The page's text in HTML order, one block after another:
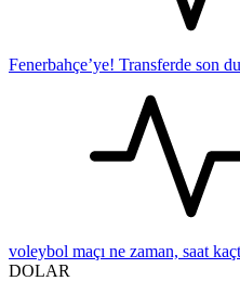
Fenerbahçe’ye! Transferde son
voleybol maçı ne zaman, saat
DOLAR